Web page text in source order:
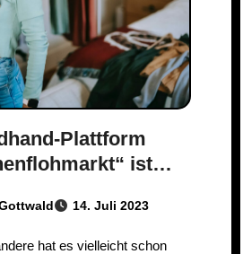
Plattform
ist
14. Juli 2023